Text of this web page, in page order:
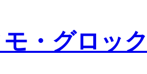
・グロッ